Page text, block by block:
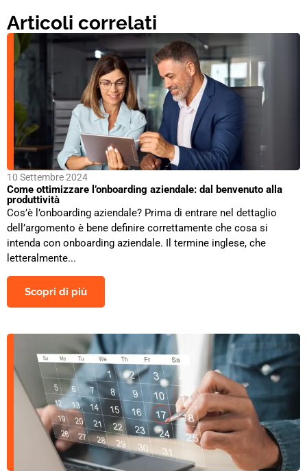
Articoli correlati
10 Settembre 2024
Come ottimizzare l’onboarding aziendale: dal benvenuto alla
produttività
Cos’è l’onboarding aziendale? Prima di entrare nel dettaglio
dell’argomento è bene definire correttamente che cosa si
intenda con onboarding aziendale. Il termine inglese, che
letteralmente...
Scopri di più